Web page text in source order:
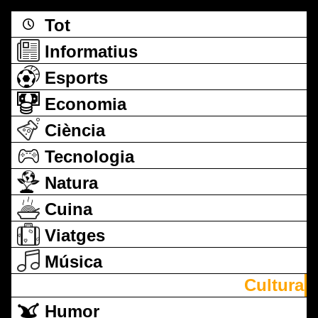
Tot
Informatius
Esports
Economia
Ciència
Tecnologia
Natura
Cuina
Viatges
Música
Cultura
Humor